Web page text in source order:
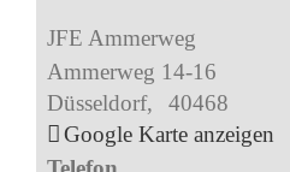
JFE Ammerweg
Ammerweg 14-16
Düsseldorf,
40468
Google Karte anzeigen